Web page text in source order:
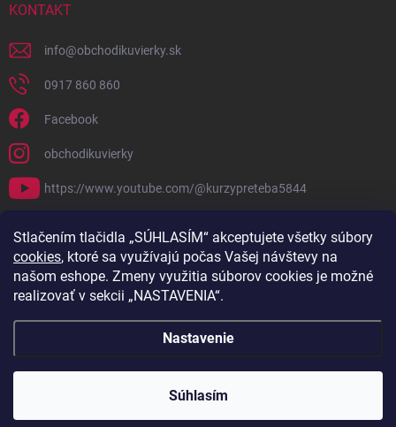
Stlačením tlačidla „SÚHLASÍM“ akceptujete všetky súbory
cookies, ktoré sa využívajú počas Vašej návštevy na
našom eshope. Zmeny využitia súborov cookies je možné
realizovať v sekcii „NASTAVENIA“.
Nastavenie
Súhlasím
KONTAKT
info@obchodikuvierky.sk
0917 860 860
Facebook
obchodikuvierky
https://www.youtube.com/@kurzypreteba5844
PRIJÍMAME ONLINE PLATBY
Vytvoril Shoptet
Copyright 2026Obchodík u Vierky. Všetky práva vyhradené.